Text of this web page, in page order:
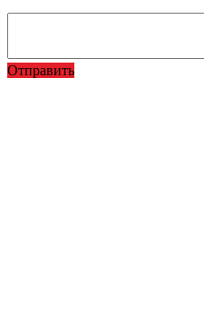
Отправить